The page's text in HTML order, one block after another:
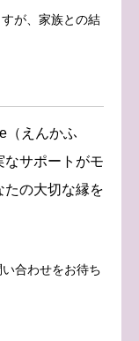
が、家族との結
（えんかふ
なサポートがモ
たの大切な縁を
合わせをお待ち